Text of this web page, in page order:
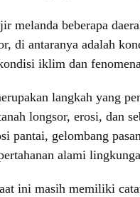
melanda beberapa
di antaranya adalah
iklim dan
langkah yang
longsor, erosi, dan
pantai, gelombang
alami
ini masih memiliki